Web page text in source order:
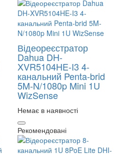
Відеореєстратор
Dahua DH-
XVR5104HE-I3 4-
канальний Penta-brid
5M-N/1080p Mini 1U
WizSense
Немає в наявності
Рекомендовані